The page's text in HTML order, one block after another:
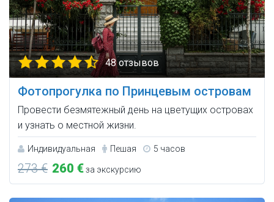
48 отзывов
Фотопрогулка по Принцевым островам
Провести безмятежный день на цветущих островах
и узнать о местной жизни.
Индивидуальная Пешая 5 часов
273 € 260 €за экскурсию